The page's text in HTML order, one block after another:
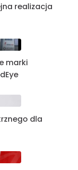
realizacja
marki
dla